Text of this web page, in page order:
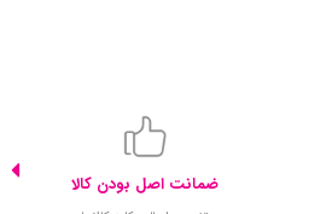
ضمانت اصل بودن کالا